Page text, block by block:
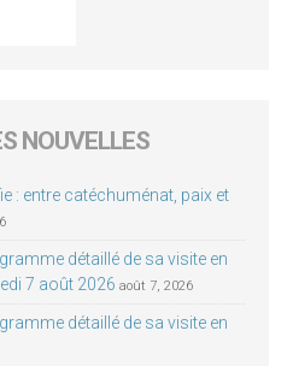
NOUVELLES
: entre catéchuménat, paix et
détaillé de sa visite en
7 août 2026 août 7, 2026
détaillé de sa visite en